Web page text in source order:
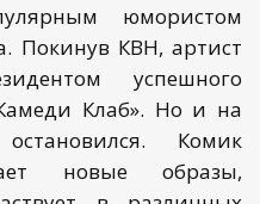
юмористом
Покинув КВН, артист
успешного
Клаб». Но и на
Комик
новые образы,